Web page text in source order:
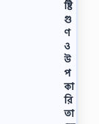
ষ্টি
গু
ণ
ও
উ
প
কা
রি
তা